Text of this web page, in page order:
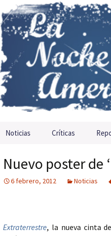
Saltar al contenido
Noticias Críticas
Nuevo poster de
6 febrero, 2012 Noticias
Extraterrestre, la nueva cinta de